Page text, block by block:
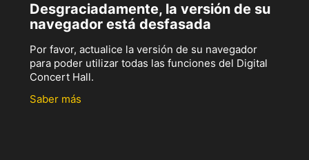
Desgraciadamente, la versión de su
navegador está desfasada
Por favor, actualice la versión de su navegador
para poder utilizar todas las funciones del Digital
Concert Hall.
Saber más